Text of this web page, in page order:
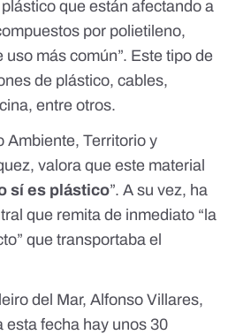
que están afectando a
por polietileno,
uso más común”. Este tipo de
de plástico, cables,
entre otros.
Ambiente, Territorio y
, valora que este material
sí es plástico”. A su vez, ha
que remita de inmediato “la
que transportaba el
del Mar, Alfonso Villares,
esta fecha hay unos 30